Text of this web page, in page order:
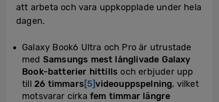
att arbeta och vara uppkopplade under hela
dagen.
Galaxy Book6 Ultra och Pro är utrustade
med Samsungs mest långlivade Galaxy
Book-batterier hittills och erbjuder upp
till 26 timmars[5]videouppspelning, vilket
motsvarar cirkafem timmar längre